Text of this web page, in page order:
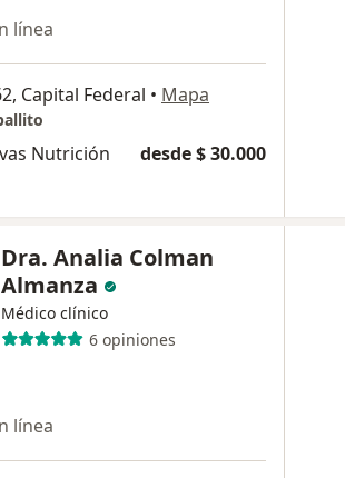
línea
Capital Federal • Mapa
Nutrición desde $ 30.000
Dra. Analia Colman
Almanza
Médico clínico
6 opiniones
línea